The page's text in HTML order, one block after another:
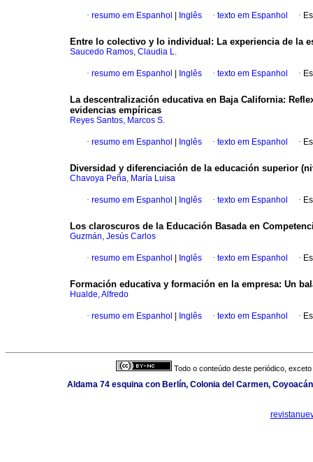
· resumo em Espanhol Inglês · texto em Espanhol ·
Entre lo colectivo y lo individual : La experiencia de la
Saucedo Ramos, Claudia L.
· resumo em Espanhol Inglês · texto em Espanhol ·
La descentralización educativa en Baja California:
evidencias empíricas
Reyes Santos, Marcos S.
· resumo em Espanhol Inglês · texto em Espanhol ·
Diversidad y diferenciación de la educación superior
Chavoya Peña, María Luisa
· resumo em Espanhol Inglês · texto em Espanhol ·
Los claroscuros de la Educación Basada en
Guzmán, Jesús Carlos
· resumo em Espanhol Inglês · texto em Espanhol ·
Formación educativa y formación en la empresa: Un
Hualde, Alfredo
· resumo em Espanhol Inglês · texto em Espanhol ·
Todo o conteúdo deste periódico,
Aldama 74 esquina con Berlín, Colonia del Carmen,